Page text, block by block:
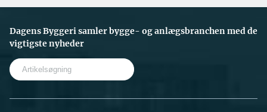
Dagens Byggeri samler bygge- og anlægsbranchen med de
vigtigste nyheder